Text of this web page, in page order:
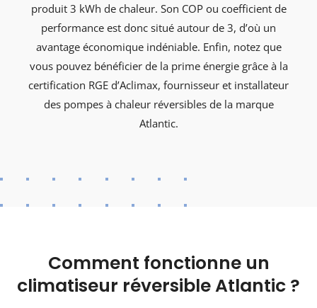
produit 3 kWh de chaleur. Son COP ou coefficient de
performance est donc situé autour de 3, d’où un
avantage économique indéniable. Enfin, notez que
vous pouvez bénéficier de la prime énergie grâce à la
certification RGE d’Aclimax, fournisseur et installateur
des pompes à chaleur réversibles de la marque
Atlantic.
Comment fonctionne un
climatiseur réversible Atlantic ?